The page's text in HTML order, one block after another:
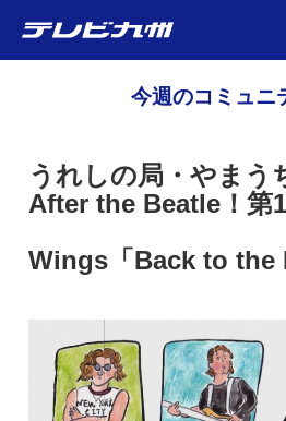
今週のコミュニ
うれしの局・やま
After the Beatle！第
Wings「 Back to the